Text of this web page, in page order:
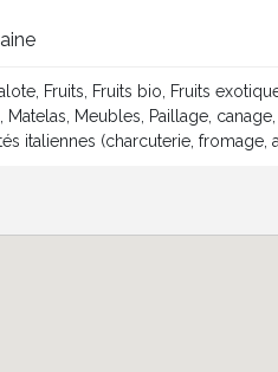
Fruits, Fruits bio, Fruits
Matelas, Meubles, Paillage,
italiennes (charcuterie, fromage,